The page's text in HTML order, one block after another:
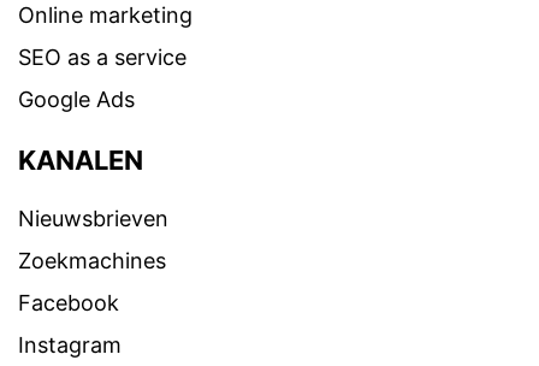
Online marketing
SEO as a service
Google Ads
KANALEN
Nieuwsbrieven
Zoekmachines
Facebook
Instagram